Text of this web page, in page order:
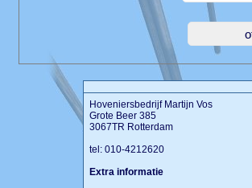
Hoveniersbedrijf Martijn Vos
Grote Beer 385
3067TR Rotterdam
tel: 010-4212620
Extra informatie